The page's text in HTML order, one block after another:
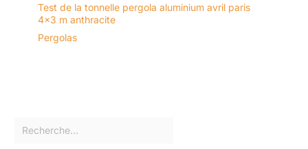
Test de la tonnelle pergola aluminium avril paris
4×3 m anthracite
Pergolas